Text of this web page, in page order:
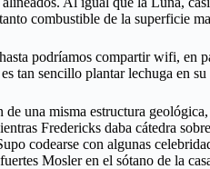
combustible de la superficie
podríamos compartir wifi, en
tan sencillo plantar lechuga en su
una misma estructura
Fredericks daba cátedra
codearse con algunas
Mosler en el sótano de la